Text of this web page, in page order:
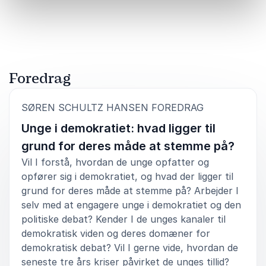
ud af 5
Rigtig godt og tilpasset målgruppen. God formidling.
HK Kommunal
Foredrag
SØREN SCHULTZ HANSEN FOREDRAG
Unge i demokratiet: hvad ligger til
grund for deres måde at stemme på?
Vil I forstå, hvordan de unge opfatter og
opfører sig i demokratiet, og hvad der ligger til
grund for deres måde at stemme på? Arbejder I
selv med at engagere unge i demokratiet og den
politiske debat? Kender I de unges kanaler til
demokratisk viden og deres domæner for
demokratisk debat? Vil I gerne vide, hvordan de
seneste tre års kriser påvirket de unges tillid?